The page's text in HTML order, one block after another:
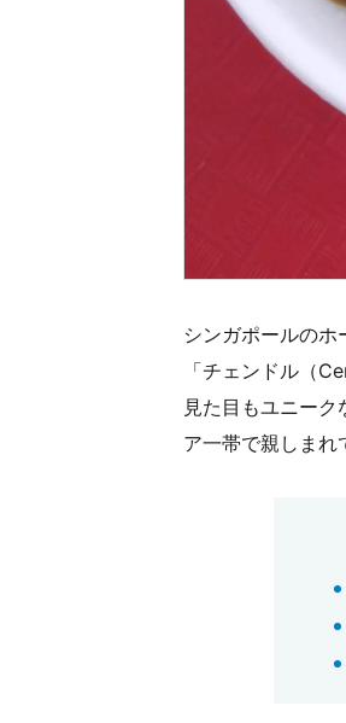
シンガポールの
「チェンドル（
見た目もユニー
ア一帯で親しまれ